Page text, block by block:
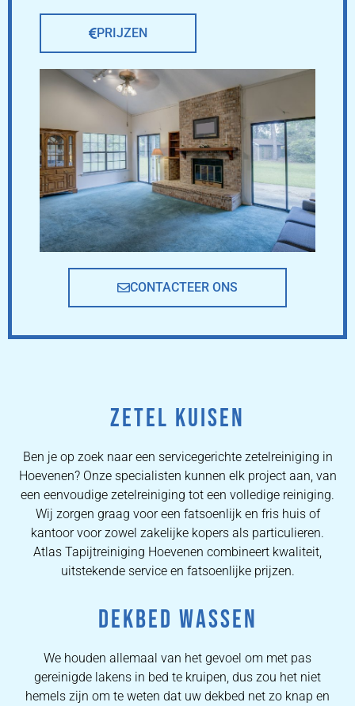
PRIJZEN
CONTACTEER ONS
ZETEL KUISEN
Ben je op zoek naar een servicegerichte zetelreiniging in
Hoevenen? Onze specialisten kunnen elk project aan, van
een eenvoudige zetelreiniging tot een volledige reiniging.
Wij zorgen graag voor een fatsoenlijk en fris huis of
kantoor voor zowel zakelijke kopers als particulieren.
Atlas Tapijtreiniging Hoevenen combineert kwaliteit,
uitstekende service en fatsoenlijke prijzen.
DEKBED WASSEN
We houden allemaal van het gevoel om met pas
gereinigde lakens in bed te kruipen, dus zou het niet
hemels zijn om te weten dat uw dekbed net zo knap en